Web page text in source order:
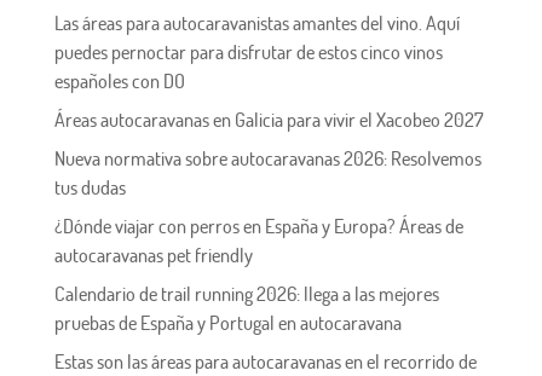
Las áreas para autocaravanistas amantes del vino. Aquí
puedes pernoctar para disfrutar de estos cinco vinos
españoles con DO
Áreas autocaravanas en Galicia para vivir el Xacobeo 2027
Nueva normativa sobre autocaravanas 2026: Resolvemos
tus dudas
¿Dónde viajar con perros en España y Europa? Áreas de
autocaravanas pet friendly
Calendario de trail running 2026: llega a las mejores
pruebas de España y Portugal en autocaravana
Estas son las áreas para autocaravanas en el recorrido de